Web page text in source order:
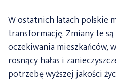
W ostatnich latach polskie
transformację. Zmiany te
oczekiwania mieszkańców,
rosnący hałas i
potrzebę wyższej jakości